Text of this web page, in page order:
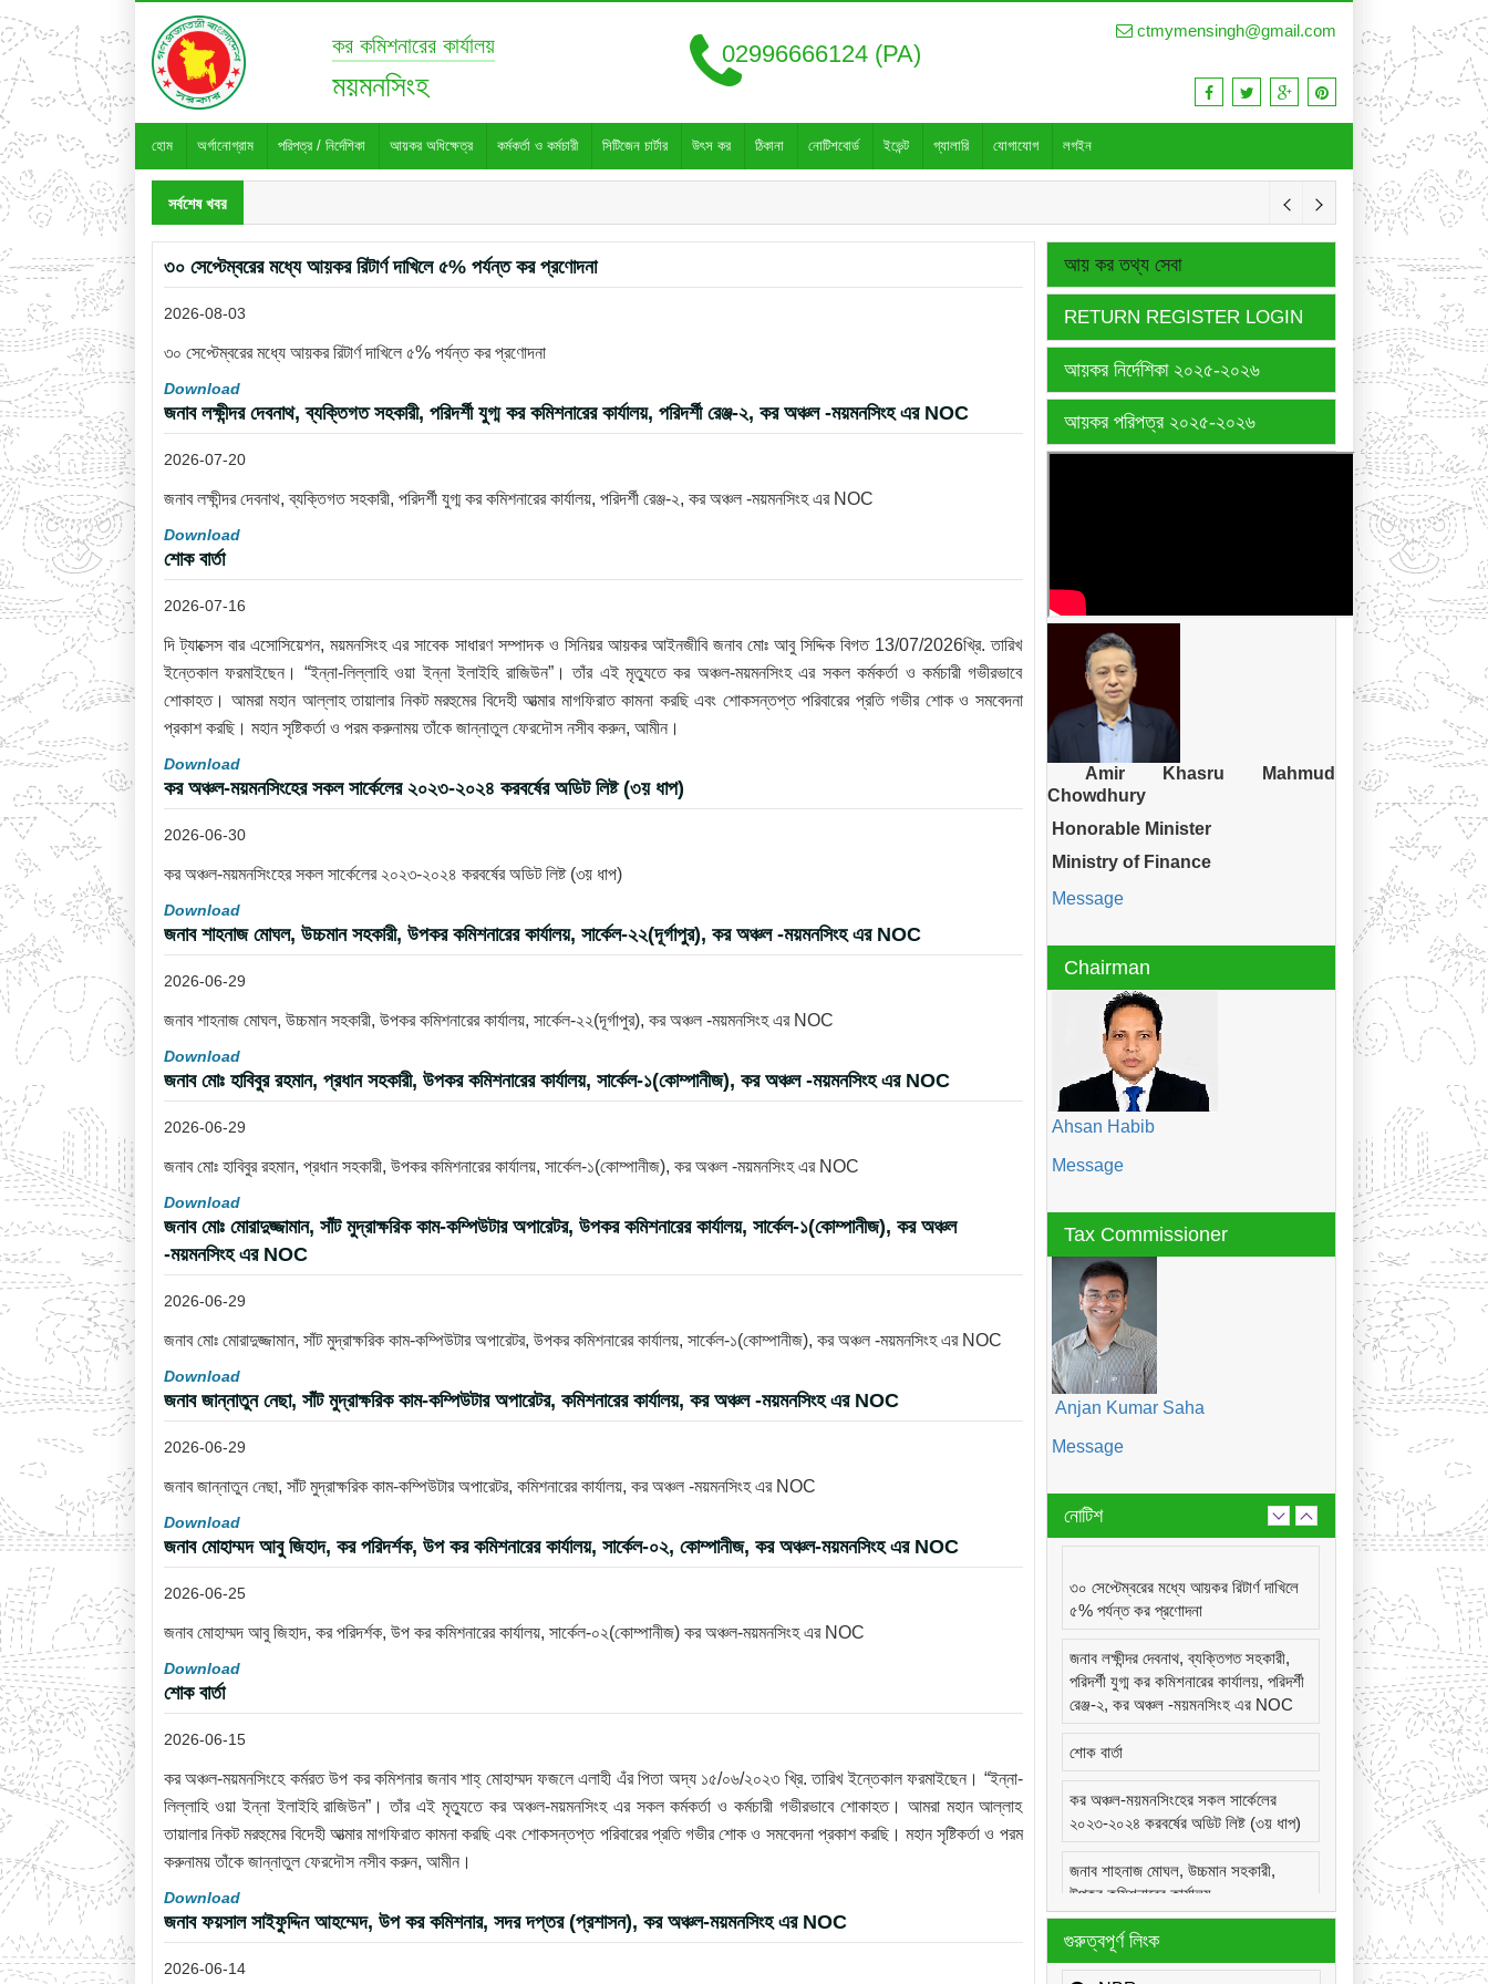
কর কমিশনারের কার্যালয়
ময়মনসিংহ
02996666124 (PA)
ctmymensingh@gmail.com
হোম অর্গানোগ্রাম পরিপত্র / নির্দেশিকা আয়কর অধিক্ষেত্র কর্মকর্তা ও কর্মচারী সিটিজেন চার্টার উৎস কর ঠিকানা নোটিশবোর্ড ইভেন্ট গ্যালারি যোগাযোগ লগইন
সর্বশেষ খবর
৩০ সেপ্টেম্বরের মধ্যে আয়কর রিটার্ণ দাখিলে ৫% পর্যন্ত কর প্রণোদনা
2026-08-03
৩০ সেপ্টেম্বরের মধ্যে আয়কর রিটার্ণ দাখিলে ৫% পর্যন্ত কর প্রণোদনা
Download
জনাব লক্ষীন্দর দেবনাথ, ব্যক্তিগত সহকারী, পরিদর্শী যুগ্ম কর কমিশনারের কার্যালয়, পরিদর্শী রেঞ্জ-২, কর অঞ্চল -ময়মনসিংহ এর NOC
2026-07-20
জনাব লক্ষীন্দর দেবনাথ, ব্যক্তিগত সহকারী, পরিদর্শী যুগ্ম কর কমিশনারের কার্যালয়, পরিদর্শী রেঞ্জ-২, কর অঞ্চল -ময়মনসিংহ এর NOC
Download
শোক বার্তা
2026-07-16
দি ট্যাক্সেস বার এসোসিয়েশন, ময়মনসিংহ এর সাবেক সাধারণ সম্পাদক ও সিনিয়র আয়কর আইনজীবি জনাব মোঃ আবু সিদ্দিক বিগত 13/07/2026খ্রি. তারিখ
ইন্তেকাল ফরমাইছেন। “ইন্না-লিল্লাহি ওয়া ইন্না ইলাইহি রাজিউন”। তাঁর এই মৃত্যুতে কর অঞ্চল-ময়মনসিংহ এর সকল কর্মকর্তা ও কর্মচারী গভীরভাবে
শোকাহত। আমরা মহান আল্লাহ তায়ালার নিকট মরহুমের বিদেহী আত্মার মাগফিরাত কামনা করছি এবং শোকসন্তপ্ত পরিবারের প্রতি গভীর শোক ও সমবেদনা
প্রকাশ করছি। মহান সৃষ্টিকর্তা ও পরম করুনাময় তাঁকে জান্নাতুল ফেরদৌস নসীব করুন, আমীন।
Download
কর অঞ্চল-ময়মনসিংহের সকল সার্কেলের ২০২৩-২০২৪ করবর্ষের অডিট লিষ্ট (৩য় ধাপ)
2026-06-30
কর অঞ্চল-ময়মনসিংহের সকল সার্কেলের ২০২৩-২০২৪ করবর্ষের অডিট লিষ্ট (৩য় ধাপ)
Download
জনাব শাহনাজ মোঘল, উচ্চমান সহকারী, উপকর কমিশনারের কার্যালয়, সার্কেল-২২(দূর্গাপুর), কর অঞ্চল -ময়মনসিংহ এর NOC
2026-06-29
জনাব শাহনাজ মোঘল, উচ্চমান সহকারী, উপকর কমিশনারের কার্যালয়, সার্কেল-২২(দূর্গাপুর), কর অঞ্চল -ময়মনসিংহ এর NOC
Download
জনাব মোঃ হাবিবুর রহমান, প্রধান সহকারী, উপকর কমিশনারের কার্যালয়, সার্কেল-১(কোম্পানীজ), কর অঞ্চল -ময়মনসিংহ এর NOC
2026-06-29
জনাব মোঃ হাবিবুর রহমান, প্রধান সহকারী, উপকর কমিশনারের কার্যালয়, সার্কেল-১(কোম্পানীজ), কর অঞ্চল -ময়মনসিংহ এর NOC
Download
জনাব মোঃ মোরাদুজ্জামান, সাঁট মুদ্রাক্ষরিক কাম-কম্পিউটার অপারেটর, উপকর কমিশনারের কার্যালয়, সার্কেল-১(কোম্পানীজ), কর অঞ্চল
-ময়মনসিংহ এর NOC
2026-06-29
জনাব মোঃ মোরাদুজ্জামান, সাঁট মুদ্রাক্ষরিক কাম-কম্পিউটার অপারেটর, উপকর কমিশনারের কার্যালয়, সার্কেল-১(কোম্পানীজ), কর অঞ্চল -ময়মনসিংহ এর NOC
Download
জনাব জান্নাতুন নেছা, সাঁট মুদ্রাক্ষরিক কাম-কম্পিউটার অপারেটর, কমিশনারের কার্যালয়, কর অঞ্চল -ময়মনসিংহ এর NOC
2026-06-29
জনাব জান্নাতুন নেছা, সাঁট মুদ্রাক্ষরিক কাম-কম্পিউটার অপারেটর, কমিশনারের কার্যালয়, কর অঞ্চল -ময়মনসিংহ এর NOC
Download
জনাব মোহাম্মদ আবু জিহাদ, কর পরিদর্শক, উপ কর কমিশনারের কার্যালয়, সার্কেল-০২, কোম্পানীজ, কর অঞ্চল-ময়মনসিংহ এর NOC
2026-06-25
জনাব মোহাম্মদ আবু জিহাদ, কর পরিদর্শক, উপ কর কমিশনারের কার্যালয়, সার্কেল-০২(কোম্পানীজ) কর অঞ্চল-ময়মনসিংহ এর NOC
Download
শোক বার্তা
2026-06-15
কর অঞ্চল-ময়মনসিংহে কর্মরত উপ কর কমিশনার জনাব শাহ্ মোহাম্মদ ফজলে এলাহী এঁর পিতা অদ্য ১৫/০৬/২০২৩ খ্রি. তারিখ ইন্তেকাল ফরমাইছেন। “ইন্না-
লিল্লাহি ওয়া ইন্না ইলাইহি রাজিউন”। তাঁর এই মৃত্যুতে কর অঞ্চল-ময়মনসিংহ এর সকল কর্মকর্তা ও কর্মচারী গভীরভাবে শোকাহত। আমরা মহান আল্লাহ
তায়ালার নিকট মরহুমের বিদেহী আত্মার মাগফিরাত কামনা করছি এবং শোকসন্তপ্ত পরিবারের প্রতি গভীর শোক ও সমবেদনা প্রকাশ করছি। মহান সৃষ্টিকর্তা ও পরম
করুনাময় তাঁকে জান্নাতুল ফেরদৌস নসীব করুন, আমীন।
Download
জনাব ফয়সাল সাইফুদ্দিন আহম্মেদ, উপ কর কমিশনার, সদর দপ্তর (প্রশাসন), কর অঞ্চল-ময়মনসিংহ এর NOC
2026-06-14
আয় কর তথ্য সেবা
RETURN REGISTER LOGIN
আয়কর নির্দেশিকা ২০২৫-২০২৬
আয়কর পরিপত্র ২০২৫-২০২৬
Amir Khasru Mahmud
Chowdhury
Honorable Minister
Ministry of Finance
Message
Chairman
Ahsan Habib
Message
Tax Commissioner
Anjan Kumar Saha
Message
নোটিশ
৩০ সেপ্টেম্বরের মধ্যে আয়কর রিটার্ণ দাখিলে
৫% পর্যন্ত কর প্রণোদনা
জনাব লক্ষীন্দর দেবনাথ, ব্যক্তিগত সহকারী,
পরিদর্শী যুগ্ম কর কমিশনারের কার্যালয়, পরিদর্শী
রেঞ্জ-২, কর অঞ্চল -ময়মনসিংহ এর NOC
শোক বার্তা
কর অঞ্চল-ময়মনসিংহের সকল সার্কেলের
২০২৩-২০২৪ করবর্ষের অডিট লিষ্ট (৩য় ধাপ)
জনাব শাহনাজ মোঘল, উচ্চমান সহকারী,
উপকর কমিশনারের কার্যালয়,
সার্কেল-২২(দূর্গাপুর), কর অঞ্চল -ময়মনসিংহ
এর NOC
গুরুত্বপূর্ণ লিংক